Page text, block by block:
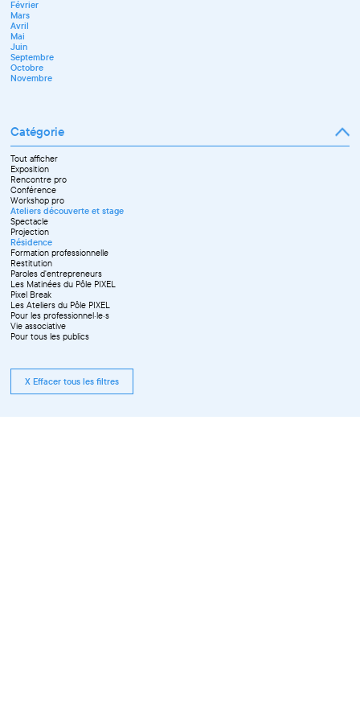
Février
Mars
Avril
Mai
Juin
Septembre
Octobre
Novembre
Catégorie
Tout afficher
Exposition
Rencontre pro
Conférence
Workshop pro
Ateliers découverte et stage
Spectacle
Projection
Résidence
Formation professionnelle
Restitution
Paroles d'entrepreneurs
Les Matinées du Pôle PIXEL
Pixel Break
Les Ateliers du Pôle PIXEL
Pour les professionnel·le·s
Vie associative
Pour tous les publics
X Effacer tous les filtres